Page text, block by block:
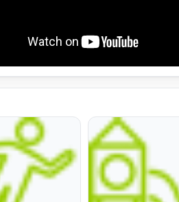
Caldaia alimentata con Gas Metano,
dell'impianto di Riscaldamento,
per la produzione della Acqua
il Riscaldamento, ed il
da un Termostato Ambiente Smart,
venire regolato anche da Remoto,